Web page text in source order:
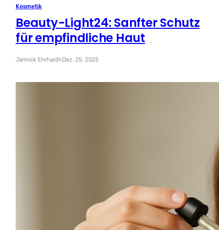
Kosmetik
Beauty-Light24: Sanfter Schutz
für empfindliche Haut
Jannick Ehrhardt·Dez. 25, 2025